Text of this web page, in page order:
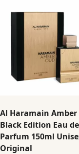
Al Haramain Amber
Black Edition Eau de
Parfum 150ml
Original